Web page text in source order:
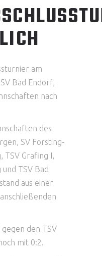
am
Bad Endorf,
nach
des
SV Forsting-
TSV Grafing I,
TSV Bad
aus einer
den TSV
mit 0:2.